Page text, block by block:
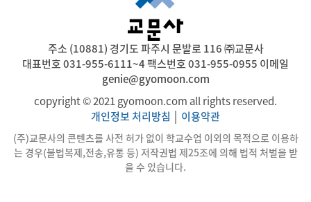
주소 (10881) 경기도 파주시 문발로 116 ㈜교문사
대표번호 031-955-6111~4 팩스번호 031-955-0955 이메일
genie@gyomoon.com
copyright © 2021 gyomoon.com all rights reserved.
개인정보 처리방침 │ 이용약관
(주)교문사의 콘텐츠를 사전 허가 없이 학교수업 이외의 목적으로 이용하
는 경우(불법복제,전송,유통 등) 저작권법 제25조에 의해 법적 처벌을 받
을 수 있습니다.